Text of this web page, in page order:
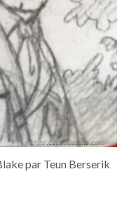
par Teun Berserik